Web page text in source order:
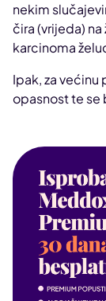
nekim
čira (vrijeda)
karcinoma
Ipak, za
opasnost te se